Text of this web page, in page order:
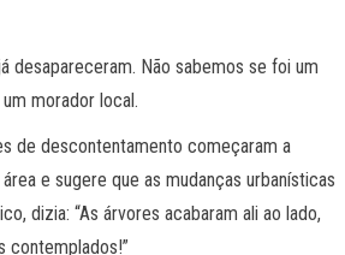
desapareceram. Não sabemos se foi um
morador local.
de descontentamento começaram a
e sugere que as mudanças urbanísticas
dizia: “As árvores acabaram ali ao lado,
contemplados!”